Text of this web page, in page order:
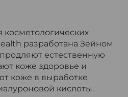
разработана Зейном
естественную
коже здоровье и
коже в выработке
кислоты.